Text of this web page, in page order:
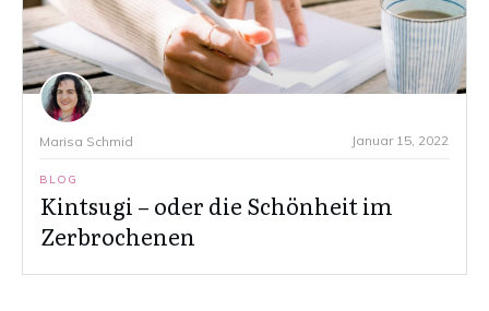
Marisa Schmid Januar 15, 2022
BLOG
Kintsugi – oder die Schönheit im
Zerbrochenen